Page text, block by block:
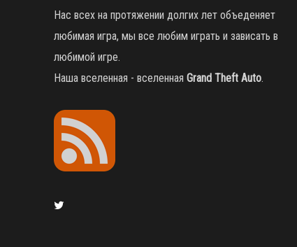
Нас всех на протяжении долгих лет объеденяет
любимая игра, мы все любим играть и зависать в
любимой игре.
Наша вселенная - вселенная Grand Theft Auto.